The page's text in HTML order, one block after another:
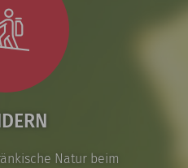
Natur beim